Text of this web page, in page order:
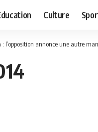
Culture
annonce une autre manifestation